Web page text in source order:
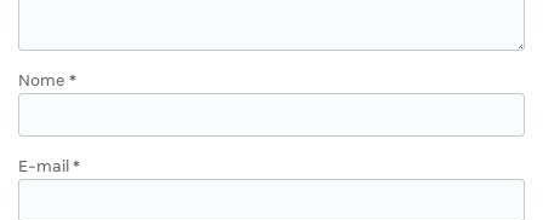
Nome *
E-mail *